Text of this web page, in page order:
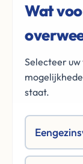
Wat
Selecteer
staat.